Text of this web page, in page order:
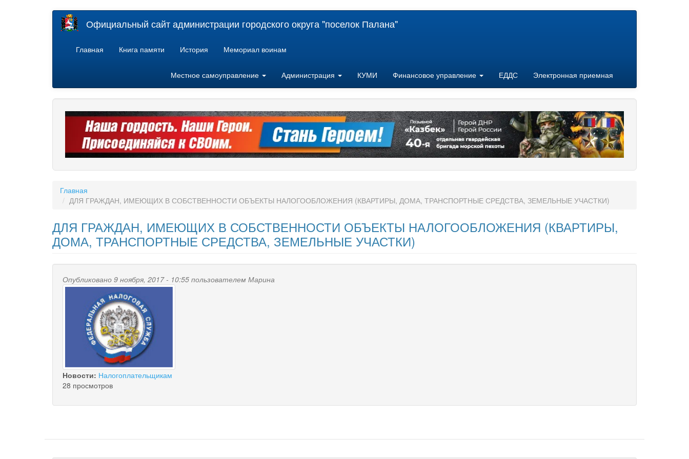
Официальный сайт администрации городского округа "поселок Палана"
Главная Книга памяти История Мемориал воинам
Местное самоуправление Администрация КУМИ Финансовое управление ЕДДС Электронная приемная
Главная
ДЛЯ ГРАЖДАН, ИМЕЮЩИХ В СОБСТВЕННОСТИ ОБЪЕКТЫ НАЛОГООБЛОЖЕНИЯ (КВАРТИРЫ, ДОМА, ТРАНСПОРТНЫЕ СРЕДСТВА, ЗЕМЕЛЬНЫЕ УЧАСТКИ)
ДЛЯ ГРАЖДАН, ИМЕЮЩИХ В СОБСТВЕННОСТИ ОБЪЕКТЫ НАЛОГООБЛОЖЕНИЯ (КВАРТИРЫ,
ДОМА, ТРАНСПОРТНЫЕ СРЕДСТВА, ЗЕМЕЛЬНЫЕ УЧАСТКИ)
Опубликовано 9 ноября, 2017 - 10:55 пользователем Марина
Новости: Налогоплательщикам
28 просмотров